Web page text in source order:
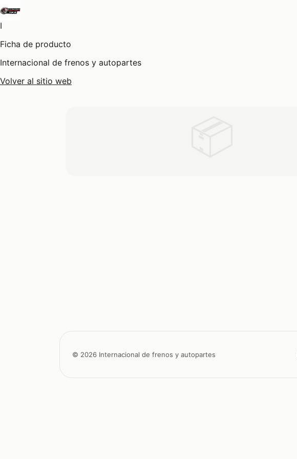
I
Ficha de producto
Internacional de frenos y autopartes
Volver al sitio web
© 2026 Internacional de frenos y autopartes